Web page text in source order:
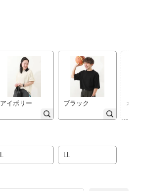
アイボリー ブラック オー
L LL